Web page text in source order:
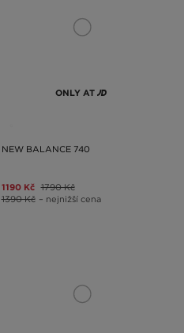
ONLY AT
NEW BALANCE 740
1190 Kč 1790 Kč
1390 Kč – nejnižší cena